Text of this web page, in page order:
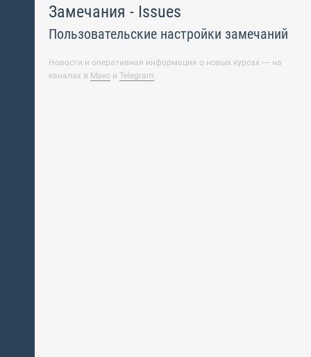
Замечания - Issues
Пользовательские настройки замечаний
Новости и оперативная информация о новых курсах — на
каналах в Макс и Telegram.